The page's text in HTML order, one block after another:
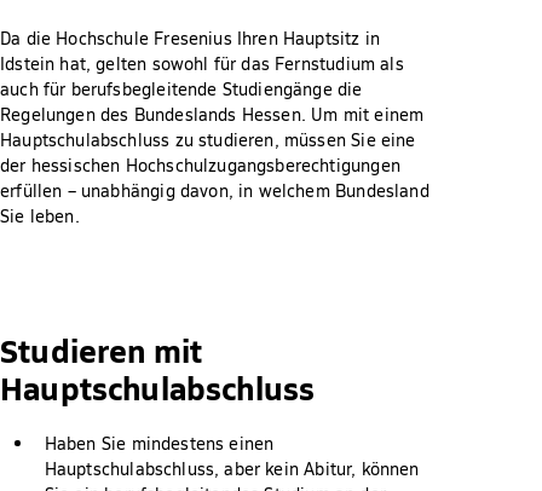
Da die Hochschule Fresenius Ihren Hauptsitz in
Idstein hat, gelten sowohl für das Fernstudium als
auch für berufsbegleitende Studiengänge die
Regelungen des Bundeslands Hessen. Um mit einem
Hauptschulabschluss zu studieren, müssen Sie eine
der hessischen Hochschulzugangsberechtigungen
erfüllen – unabhängig davon, in welchem Bundesland
Sie leben.
Studieren mit
Hauptschulabschluss
Haben Sie mindestens einen
Hauptschulabschluss, aber kein Abitur, können